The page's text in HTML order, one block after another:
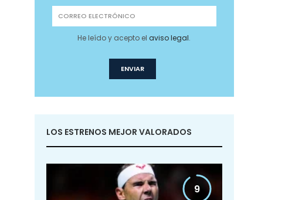
He leído y acepto elaviso legal.
LOS ESTRENOS MEJOR VALORADOS
9